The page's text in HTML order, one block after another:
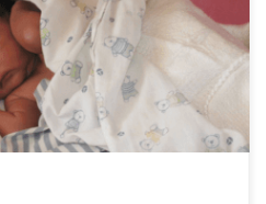
Jeffery zu der Geburt ihres
Odama, dem
wurde. Wir danken Sister Jo